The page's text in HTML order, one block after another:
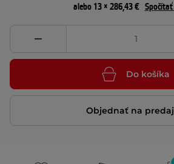
alebo 13 × 286,43 €
Do košíka
Objednať na